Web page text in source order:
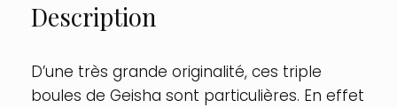
:
TU,
Rose
Description
D’une très grande originalité, ces triple
boules de Geisha sont particulières. En effet